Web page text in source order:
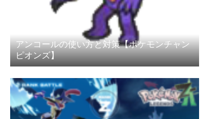
アンコールの使い方と対策【ポケモンチャン
ピオンズ】